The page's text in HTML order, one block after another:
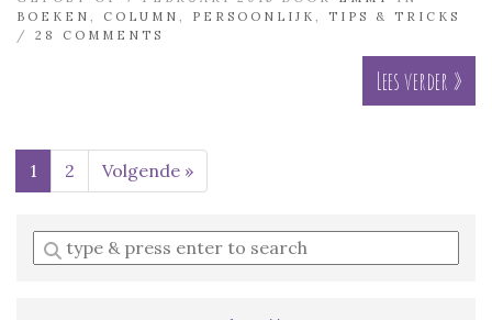
BOEKEN
COLUMN PERSOONLIJK
TIPS & TRICKS
/ 28 COMMENTS
Lees verder »
1 2 Volgende »
Enter
a